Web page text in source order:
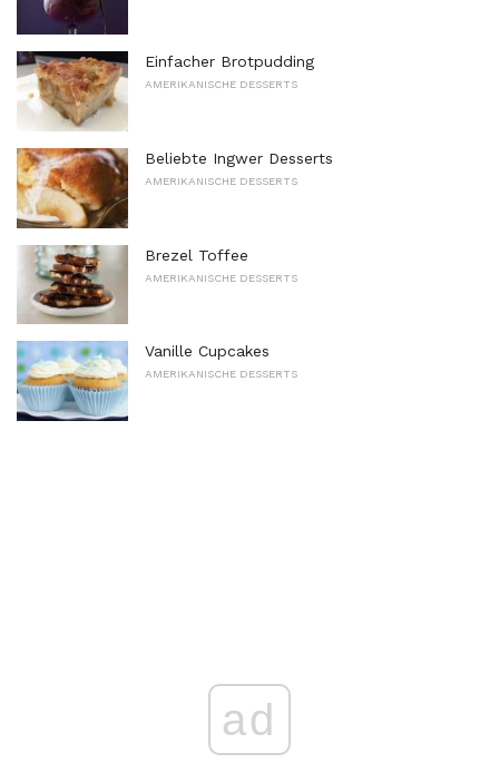
Einfacher Brotpudding
AMERIKANISCHE DESSERTS
Beliebte Ingwer Desserts
AMERIKANISCHE DESSERTS
Brezel Toffee
AMERIKANISCHE DESSERTS
Vanille Cupcakes
AMERIKANISCHE DESSERTS
ad